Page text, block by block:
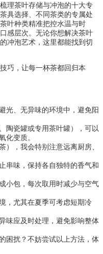
理茶叶存储与冲泡的十大专
具选择、不同茶类的专属处
叶种类精准把控水温与时
感层次。无论你想解决茶叶
冲泡艺术，这里都能找到切
巧，让每一杯茶都回归本
光、无异味的环境中，避免阳
陶瓷罐或专用茶叶罐），可以
化变质。
），我会特别注意远离厨房、
串味，保持各自独特的香气和
小包，每次取用时减少与空气
，尤其在夏季可考虑短期冷
味应及时处理，避免影响整体
困扰？不妨尝试以上方法，体